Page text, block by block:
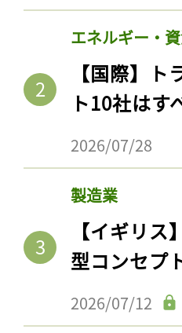
エネルギー・
【国際】
ト10社はす
2026/07/28
製造業
【イギリ
型コンセプ
2026/07/12